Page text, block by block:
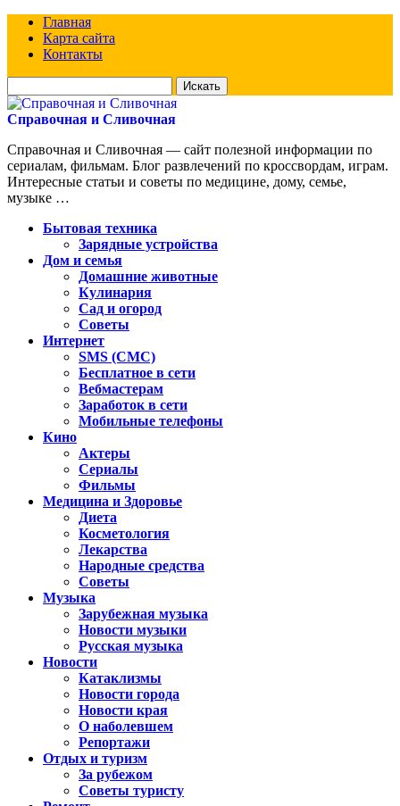
Главная
Карта сайта
Контакты
для:
Справочная и Сливочная
Справочная и Сливочная — сайт полезной информации по
сериалам, фильмам. Блог развлечений по кроссвордам, играм.
Интересные статьи и советы по медицине, дому, семье,
музыке …
Бытовая техника
Зарядные устройства
Дом и семья
Домашние животные
Кулинария
Сад и огород
Советы
Интернет
SMS (СМС)
Бесплатное в сети
Вебмастерам
Заработок в сети
Мобильные телефоны
Кино
Актеры
Сериалы
Фильмы
Медицина и Здоровье
Диета
Косметология
Лекарства
Народные средства
Советы
Музыка
Зарубежная музыка
Новости музыки
Русская музыка
Новости
Катаклизмы
Новости города
Новости края
О наболевшем
Репортажи
Отдых и туризм
За рубежом
Советы туристу